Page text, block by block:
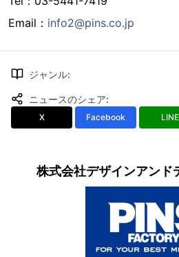
Email： info2@pins.co.jp
ジャンル:
ニュースのシェア:
X Facebook LINE
株式会社デザインアンド